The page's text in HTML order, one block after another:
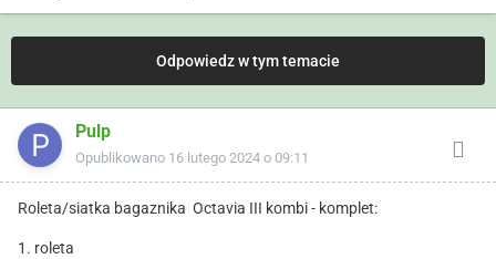
Odpowiedz w tym temacie
Pulp
Opublikowano 16 lutego 2024 o 09:11
Roleta/siatka bagaznika Octavia III kombi - komplet:
1. roleta